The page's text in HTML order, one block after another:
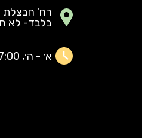
בלבד- לא
א׳ - ה׳, 17:00 - 09:00